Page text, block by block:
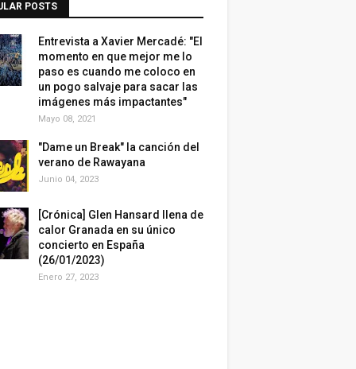
POSTS
Entrevista a Xavier Mercadé: "El
momento en que mejor me lo
paso es cuando me coloco en
un pogo salvaje para sacar las
imágenes más impactantes"
Mayo 08, 2021
"Dame un Break" la canción del
verano de Rawayana
Junio 04, 2023
[Crónica] Glen Hansard llena de
calor Granada en su único
concierto en España
(26/01/2023)
Enero 27, 2023